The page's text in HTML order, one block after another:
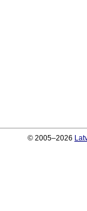
© 2005–2026